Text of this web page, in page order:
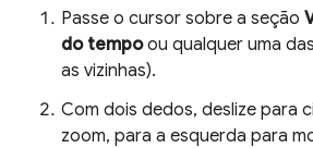
Passe o cursor sobre a seção
do tempoou qualquer uma
as vizinhas).
Com dois dedos, deslize para
zoom, para a esquerda para